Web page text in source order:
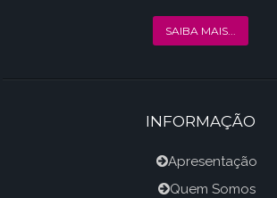
SAIBA MAIS...
INFORMAÇÃO
Apresentação
Quem Somos